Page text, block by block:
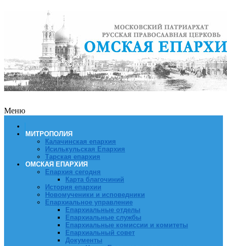
Меню
МИТРОПОЛИЯ
Калачинская епархия
Исилькульская Епархия
Тарская епархия
ОМСКАЯ ЕПАРХИЯ
Епархия сегодня
Карта благочиний
История епархии
Новомученики и исповедники
Епархиальное управление
Епархиальные отделы
Епархиальные службы
Епархиальные комиссии и комитеты
Епархиальный совет
Документы